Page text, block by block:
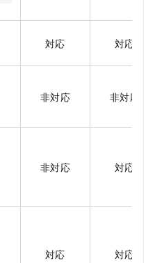
対応 対応
非対応 非対応
非対応 対応
対応 対応